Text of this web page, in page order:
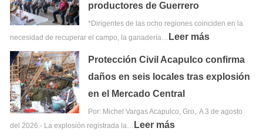
productores de Guerrero
*Dirigentes de las ocho regiones coinciden en la
necesidad de recuperar el campo, la ganadería… Leer más
Protección Civil Acapulco confirma
daños en seis locales tras explosión
en el Mercado Central
Por: Michel Vargas Acapulco, Gro,. A 3 de agosto
del 2026.- La explosión registrada la… Leer más